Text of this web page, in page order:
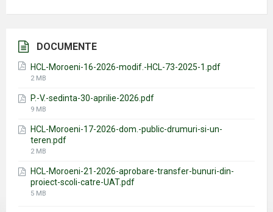
DOCUMENTE
HCL-Moroeni-16-2026-modif.-HCL-73-2025-1.pdf
File
2 MB
P.-V.-sedinta-30-aprilie-2026.pdf
File
9 MB
HCL-Moroeni-17-2026-dom.-public-drumuri-si-un-
teren.pdf
File
2 MB
HCL-Moroeni-21-2026-aprobare-transfer-bunuri-din-
proiect-scoli-catre-UAT.pdf
File
5 MB